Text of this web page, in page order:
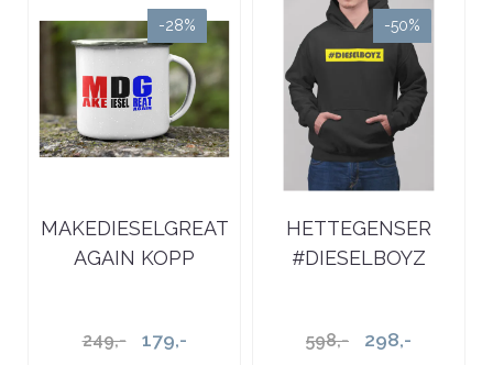
-28%
MAKEDIESELGREAT
AGAIN KOPP
249,- 179,-
-50%
HETTEGENSER
#DIESELBOYZ
598,- 298,-